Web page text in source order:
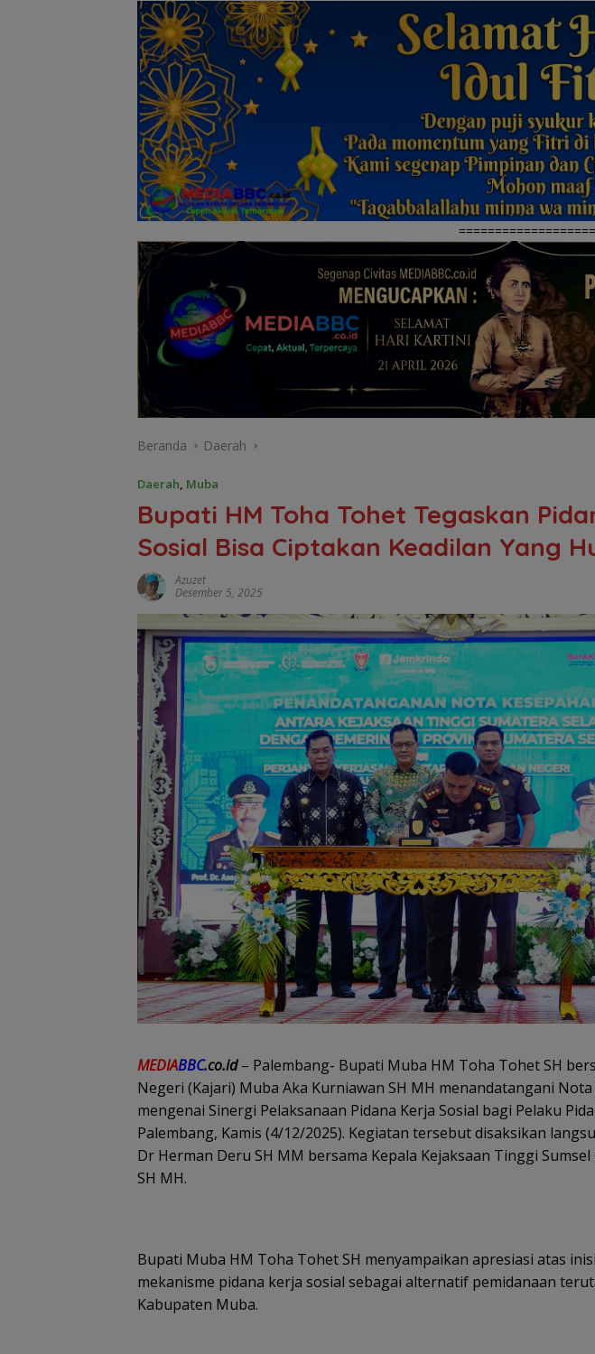
Beranda Daerah
Daerah Muba
Bupati HM Toha Tohet Tegaskan
Sosial Bisa Ciptakan Keadilan Yang
Azuzet
Desember 5, 2025
MEDIABBC.co.id– Palembang- Bupati Muba HM Toha Tohet SH
Negeri (Kajari) Muba Aka Kurniawan SH MH menandatangani
mengenai Sinergi Pelaksanaan Pidana Kerja Sosial bagi Pelaku
Palembang, Kamis (4/12/2025). Kegiatan tersebut disaksikan
Dr Herman Deru SH MM bersama Kepala Kejaksaan Tinggi
SH MH.
Bupati Muba HM Toha Tohet SH menyampaikan apresiasi atas
mekanisme pidana kerja sosial sebagai alternatif pemidanaan
Kabupaten Muba.